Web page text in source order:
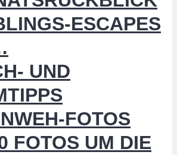
ESCAPES
UND
FOTOS
FOTOS UM DIE